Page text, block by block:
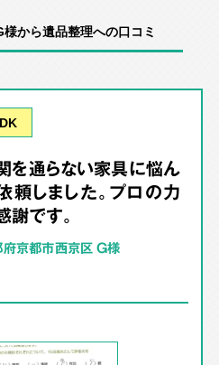
から遺品整理への口コミ
を通らない家具に悩ん
頼しました。プロの力
謝です。
京都市西京区 G様